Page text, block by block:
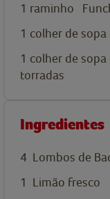
1 raminho
1 colher de sopa
1 colher de sopa
torradas
Ingredientes
4 Lombos de
1 Limão fresco